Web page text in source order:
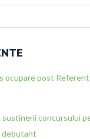
ocupare post
sustinerii concursului
debutant